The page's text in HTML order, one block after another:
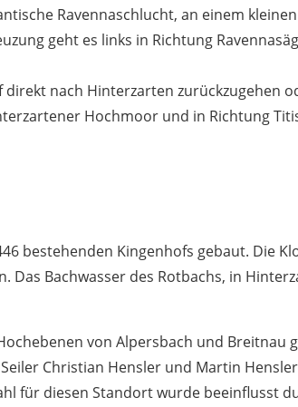
Ravennaschlucht, an einem
geht es links in Richtung
nach Hinterzarten zurückzugehen
Hochmoor und in Richtung
bestehenden Kingenhofs gebaut. Die
Das Bachwasser des Rotbachs, in
von Alpersbach und Breitnau
Christian Hensler und Martin
für diesen Standort wurde beeinflusst